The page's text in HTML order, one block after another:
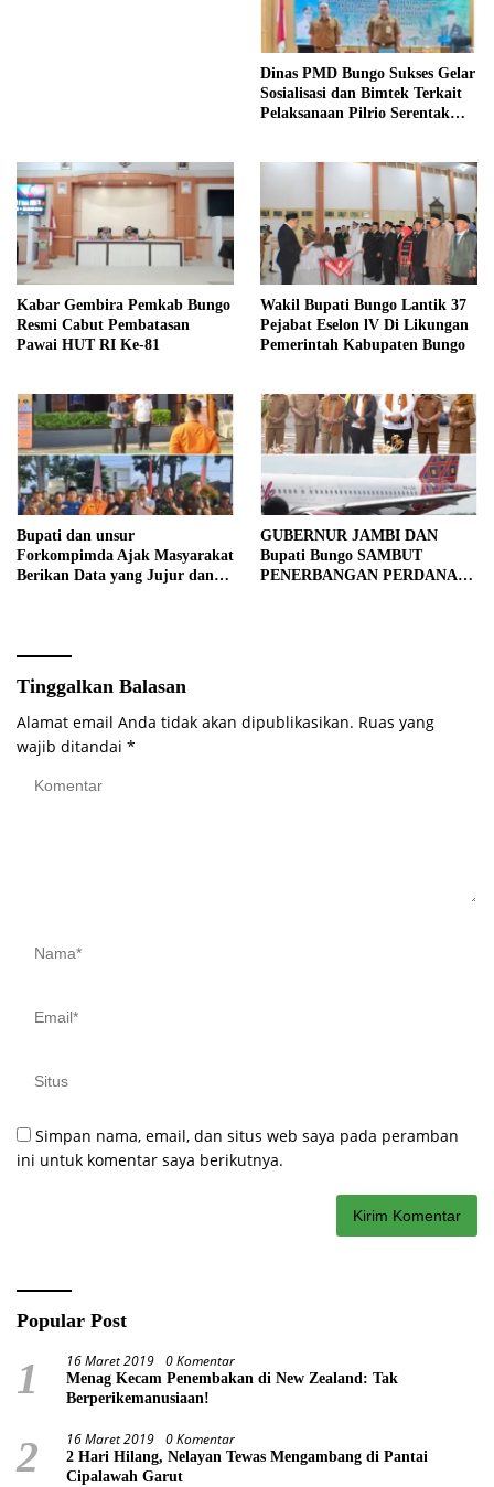
Dinas PMD Bungo Sukses Gelar
Sosialisasi dan Bimtek Terkait
Pelaksanaan Pilrio Serentak
Kabar Gembira Pemkab Bungo
Resmi Cabut Pembatasan
Pawai HUT RI Ke-81
Wakil Bupati Bungo Lantik 37
Pejabat Eselon lV Di Likungan
Pemerintah Kabupaten Bungo
Bupati dan unsur
Forkompimda Ajak Masyarakat
Berikan Data yang Jujur dan
GUBERNUR JAMBI DAN
Bupati Bungo SAMBUT
PENERBANGAN PERDANA
Tinggalkan Balasan
Alamat email Anda tidak akan dipublikasikan. Ruas yang
wajib ditandai *
Simpan nama, email, dan situs web saya pada peramban
ini untuk komentar saya berikutnya.
Popular Post
1 16 Maret 2019 0 Komentar
Menag Kecam Penembakan di New Zealand: Tak
Berperikemanusiaan!
2 16 Maret 2019 0 Komentar
2 Hari Hilang, Nelayan Tewas Mengambang di Pantai
Cipalawah Garut